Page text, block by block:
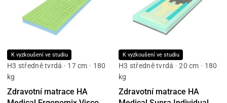
K vyzkoušení ve studiu
H3 středně tvrdá · 17 cm · 180
kg
Zdravotní matrace HA
K vyzkoušení ve studiu
H3 středně tvrdá · 20 cm · 180
kg
Zdravotní matrace HA